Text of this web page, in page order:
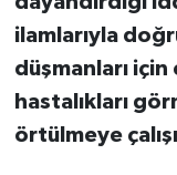
ilamlarıyla
düşmanları için
hastalıkları
örtülmeye